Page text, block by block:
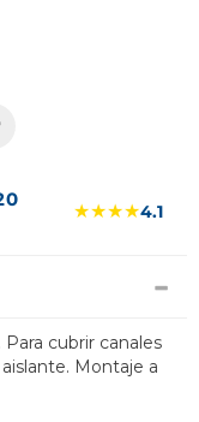
★★★★4.1
cubrir canales
Montaje a